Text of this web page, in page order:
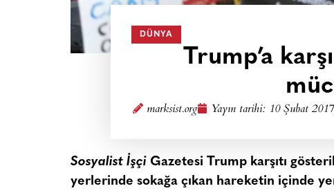
DÜNYA
Trump’a
marksist.org Yayın tarihi: 10 Şubat
Sosyalist İşçi Gazetesi Trump karşıtı
yerlerinde sokağa çıkan hareketin içinde